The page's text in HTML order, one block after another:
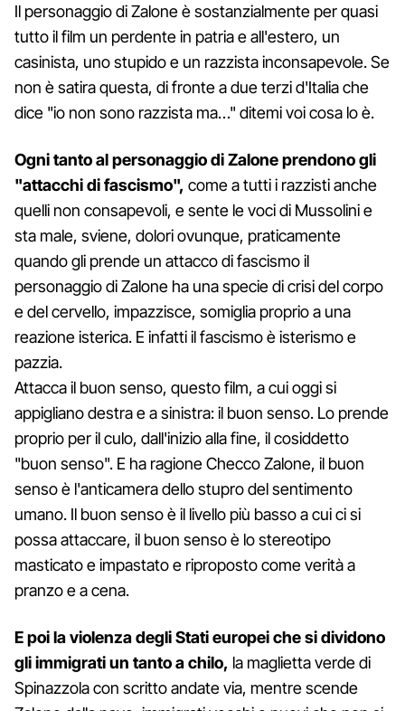
Il personaggio di Zalone è sostanzialmente per quasi
tutto il film un perdente in patria e all'estero, un
casinista, uno stupido e un razzista inconsapevole. Se
non è satira questa, di fronte a due terzi d'Italia che
dice "io non sono razzista ma…" ditemi voi cosa lo è.
Ogni tanto al personaggio di Zalone prendono gli
"attacchi di fascismo", come a tutti i razzisti anche
quelli non consapevoli, e sente le voci di Mussolini e
sta male, sviene, dolori ovunque, praticamente
quando gli prende un attacco di fascismo il
personaggio di Zalone ha una specie di crisi del corpo
e del cervello, impazzisce, somiglia proprio a una
reazione isterica. E infatti il fascismo è isterismo e
pazzia.
Attacca il buon senso, questo film, a cui oggi si
appigliano destra e a sinistra: il buon senso. Lo prende
proprio per il culo, dall'inizio alla fine, il cosiddetto
"buon senso". E ha ragione Checco Zalone, il buon
senso è l'anticamera dello stupro del sentimento
umano. Il buon senso è il livello più basso a cui ci si
possa attaccare, il buon senso è lo stereotipo
masticato e impastato e riproposto come verità a
pranzo e a cena.
E poi la violenza degli Stati europei che si dividono
gli immigrati un tanto a chilo, la maglietta verde di
Spinazzola con scritto andate via, mentre scende